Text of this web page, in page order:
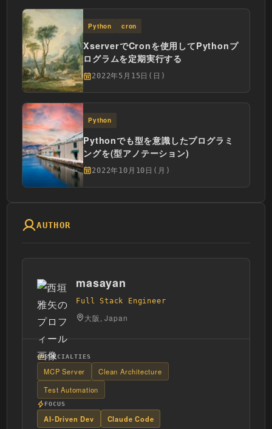
Python cron
XserverでCronを使用してPythonプ
ログラムを定期実行する
2022年5月15日(日)
Python
Pythonでも型を意識したプログラミ
ングを(型アノテーション)
2022年10月10日(月)
AUTHOR
masayan
Full Stack Engineer
大阪, Japan
SPECIALTIES
MCP Server
Clean Architecture
Test Automation
FOCUS
AI-Driven Dev Claude Code